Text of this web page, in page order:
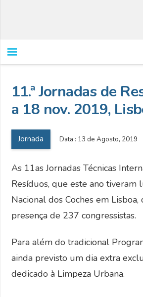
11.ª Jornadas de
a 18 nov. 2019,
Jornada Data : 13 de Agosto, 2019
As 11as Jornadas Técnicas
Resíduos, que este ano tiveram
Nacional dos Coches em Lisboa,
presença de 237 congressistas.
Para além do tradicional
ainda previsto um dia extra
dedicado à Limpeza Urbana.